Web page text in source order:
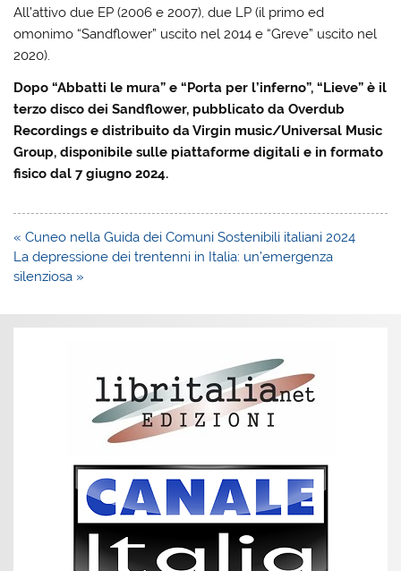
All’attivo due EP (2006 e 2007), due LP (il primo ed
omonimo “Sandflower” uscito nel 2014 e “Greve” uscito nel
2020).
Dopo “Abbatti le mura” e “Porta per l’inferno”, “Lieve” è il
terzo disco dei Sandflower, pubblicato da Overdub
Recordings e distribuito da Virgin music/Universal Music
Group, disponibile sulle piattaforme digitali e in formato
fisico dal 7 giugno 2024.
Navigazione
articoli
« Cuneo nella Guida dei Comuni Sostenibili italiani 2024
La depressione dei trentenni in Italia: un’emergenza
silenziosa »